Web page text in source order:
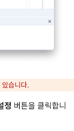
있습니다.
정 버튼을 클릭합니